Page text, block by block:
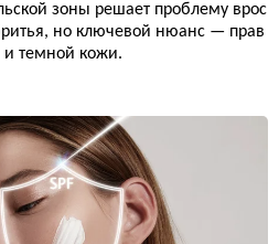
зоны решает проблему врос
но ключевой нюанс — прав
и темной кожи.